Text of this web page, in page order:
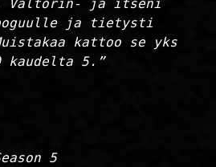
Valtorin- ja itseni
ja tietysti
kattoo se yks
kaudelta 5.”
5